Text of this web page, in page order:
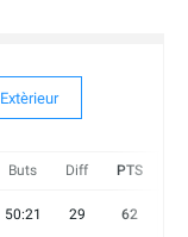
Extèrieur
Buts Diff PTS
50:21 29 62